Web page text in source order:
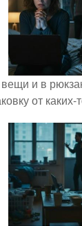
и в
от каких-